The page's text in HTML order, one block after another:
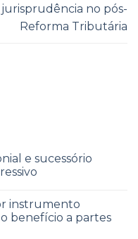
jurisprudência no pós-
Reforma Tributária
e sucessório
instrumento
benefício a partes